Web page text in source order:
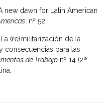
new dawn for Latin American
, nº 52.
(re)militarización de la
consecuencias para las
de Trabajo nº 14 (2ª